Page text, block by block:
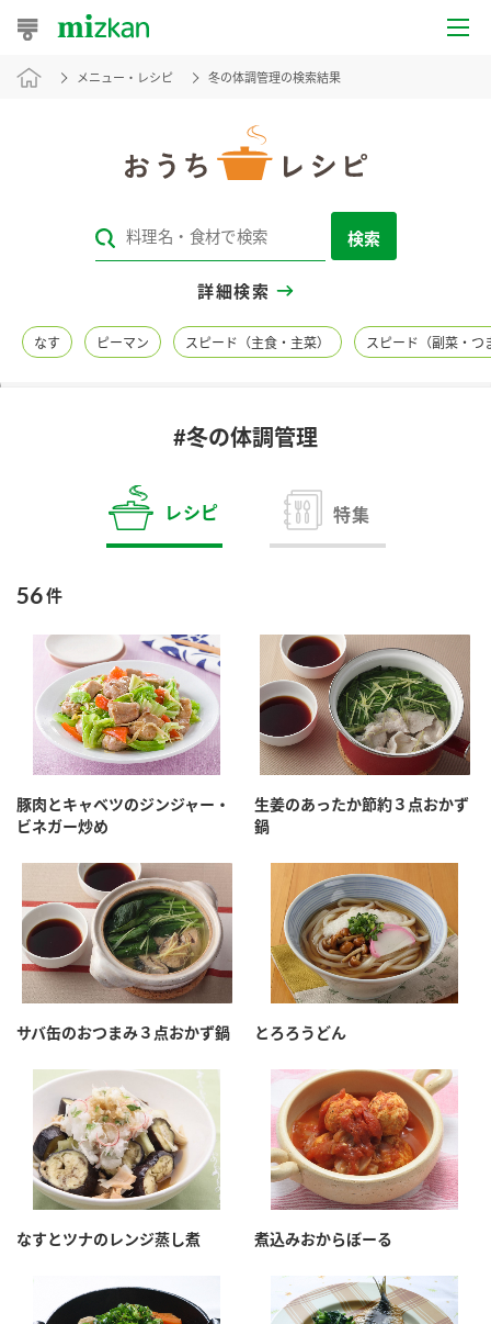
おうちレシピ
レシピカテゴリ一覧
レシピ名特集
商品カテゴリ
お酢ドリンク ぽん酢
みりん風・料理酒 鍋用調味料
スープ 中華
クイック調味料 レモン果汁
ふりかけ おすしの素
炊き込みご飯の素 米飯用調味液
納豆 Fibee
ブランド・スペシャルサイト
ブランド・スペシャルサイト トップ
商品ブランドサイト
くらしプラ酢
カンタン酢
お酢ドリンク
味ぽん
ぽん酢
鍋なび
納豆のサイト
PIN印
三ツ判山吹
千夜
スペシャルサイト
企業情報
国内事業概要
ミツカングループについて
企業理念
ミツカンの歴史
ミツカンを知る
環境への取り組み
水の文化センター（アーカイブ）
ZENB initiative
採用情報
ニュースリリース
お客様相談センター
お客様の声をいかしました
販売終了製品のご案内
よくあるご質問
メニュー・レシピ 冬の体調管理の検索結果
検索
詳細検索
なす ピーマン スピード（主食・主菜） スピード（副菜・つ
#冬の体調管理
レシピ 特集
56件
豚肉とキャベツのジンジャー・
ビネガー炒め
生姜のあったか節約３点おかず
鍋
サバ缶のおつまみ３点おかず鍋 とろろうどん
なすとツナのレンジ蒸し煮 煮込みおからぼーる